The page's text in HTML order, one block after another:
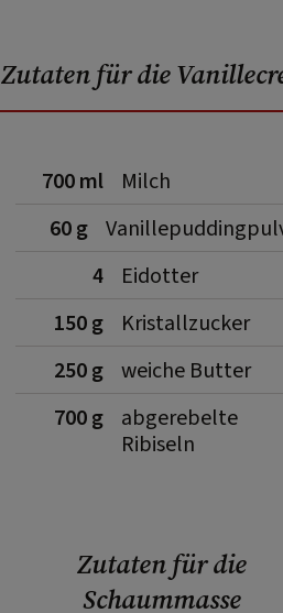
Zutaten für die
700 ml
Milch
60 g
4
Eidotter
150 g
Kristallzucker
250 g weiche Butter
700 g
abgerebelte
Ribiseln
Zutaten für die
Schaummasse